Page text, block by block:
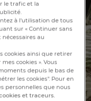
le trafic et la
à l'utilisation de tous
sur « Continuer sans
nécessaires au
cookies ainsi que retirer
cookies ». Vous
depuis le bas de
les cookies". Pour en
personnelles que nous
et traceurs.